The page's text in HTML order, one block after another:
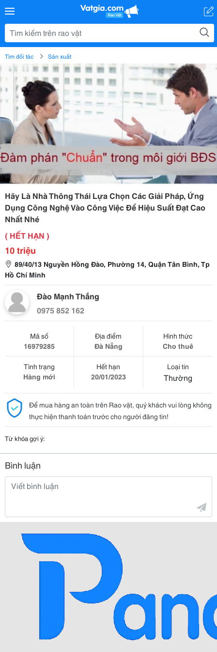
Tìm đối tác Sản xuất
Hãy Là Nhà Thông Thái Lựa Chọn Các Giải Pháp, Ứng
Dụng Công Nghệ Vào Công Việc Để Hiệu Suất Đạt Cao
Nhất Nhé
( HẾT HẠN )
10 triệu
89/40/13 Nguyền Hồng Đào, Phường 14, Quận Tân Bình, Tp
Hồ Chí Minh
Đào Mạnh Thắng
0975 852 162
Mã số
16979285
Địa điểm
Đà Nẵng
Hình thức
Cho thuê
Tình trạng
Hàng mới
Hết hạn
20/01/2023
Loại tin
Thường
Để mua hàng an toàn trên Rao vặt, quý khách vui lòng không
thực hiện thanh toán trước cho người đăng tin!
Từ khóa gợi ý:
Bình luận